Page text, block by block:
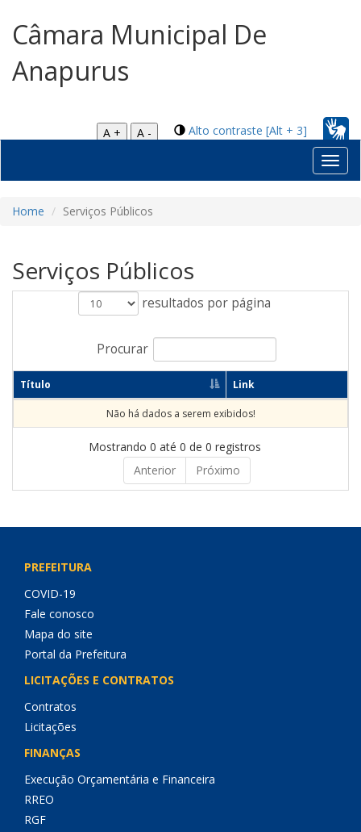
Câmara Municipal De
Anapurus
Alto contraste [Alt + 3]
A +
A -
Home Serviços Públicos
Serviços Públicos
resultados por página
Procurar
Título Link
Não há dados a serem exibidos!
Mostrando 0 até 0 de 0 registros
Anterior
Próximo
PREFEITURA
COVID-19
Fale conosco
Mapa do site
Portal da Prefeitura
LICITAÇÕES E CONTRATOS
Contratos
Licitações
FINANÇAS
Execução Orçamentária e Financeira
RREO
RGF